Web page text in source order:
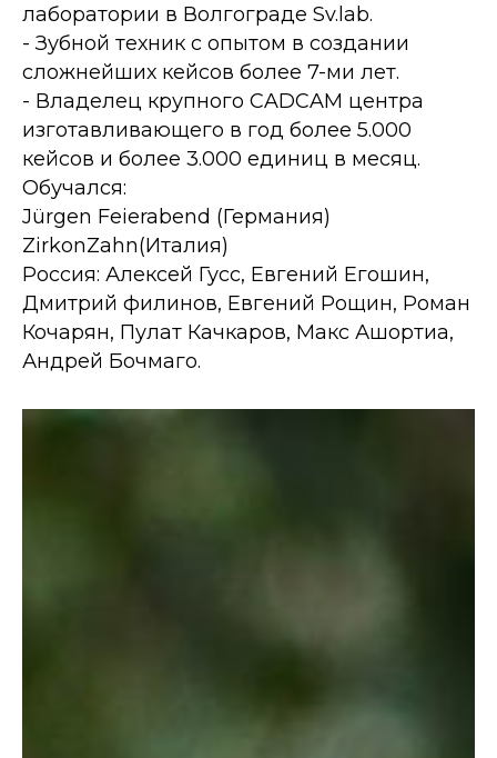
лаборатории в Волгограде Sv.lab.
- Зубной техник с опытом в создании
сложнейших кейсов более 7-ми лет.
- Владелец крупного CADCAM центра
изготавливающего в год более 5.000
кейсов и более 3.000 единиц в месяц.
Обучался:
Jürgen Feierabend (Германия)
ZirkonZahn(Италия)
Россия: Алексей Гусс, Евгений Егошин,
Дмитрий филинов, Евгений Рощин, Роман
Кочарян, Пулат Качкаров, Макс Ашортиа,
Андрей Бочмаго.